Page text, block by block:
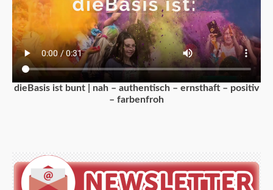
dieBasis ist bunt | nah – authentisch – ernsthaft – positiv
– farbenfroh